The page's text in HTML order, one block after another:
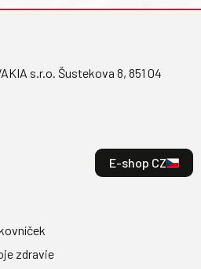
s.r.o. Šustekova 8, 851 04
E-shop CZ
zdravie